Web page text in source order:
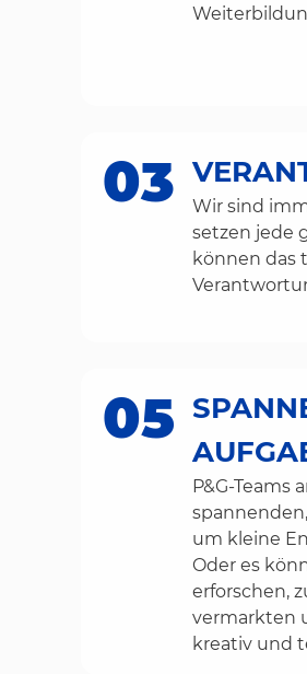
03
Wir sind
setzen jede
können das
05
P&G-Teams
um kleine
Oder es
erforschen,
vermarkten
kreativ und